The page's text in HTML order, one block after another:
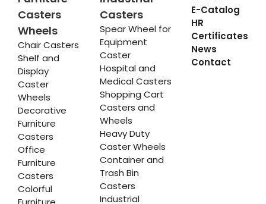
Casters
Wheels
Chair Casters
Shelf and
Display
Caster
Wheels
Decorative
Furniture
Casters
Office
Furniture
Casters
Colorful
Casters
Spear Wheel for
Equipment
Caster
Hospital and
Medical Casters
Shopping Cart
Casters and
Wheels
Heavy Duty
Caster Wheels
Container and
Trash Bin
Casters
Industrial
E-Catalog
HR
Certificates
News
Contact